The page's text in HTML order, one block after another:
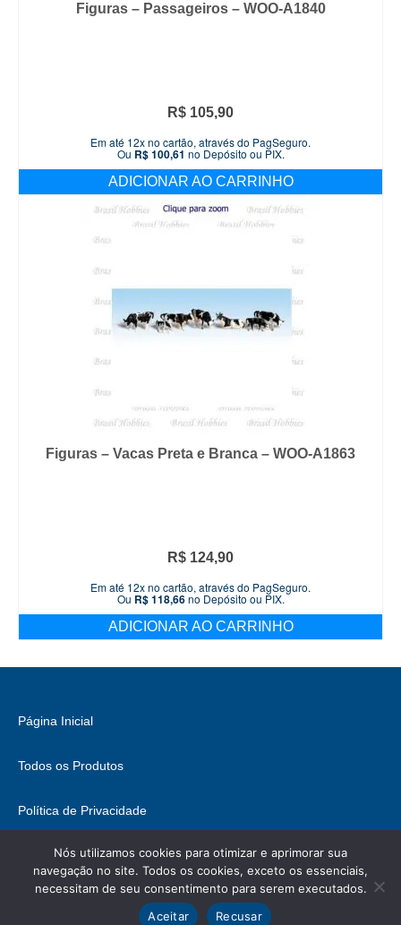
Figuras – Passageiros – WOO-A1840
R$ 105,90
Em até 12x no cartão, através do PagSeguro.
Ou R$100,61 no Depósito ou PIX.
ADICIONAR AO CARRINHO
Figuras – Vacas Preta e Branca – WOO-A1863
R$ 124,90
Em até 12x no cartão, através do PagSeguro.
Ou R$118,66no Depósito ou PIX.
ADICIONAR AO CARRINHO
Página Inicial
Todos os Produtos
Política de Privacidade
Fale Conosco
© 2026 Brasil Hobbies - WordPress Theme byKadence WP
, podem conter direitos.
Nós utilizamos cookies para otimizar e aprimorar sua
navegação no site. Todos os cookies, exceto os essenciais,
necessitam de seu consentimento para serem executados.
Aceitar
Recusar